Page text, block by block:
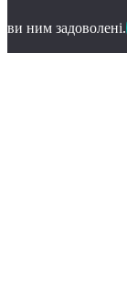
ви ним задоволені.